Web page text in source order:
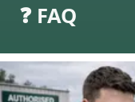
❓ FAQ